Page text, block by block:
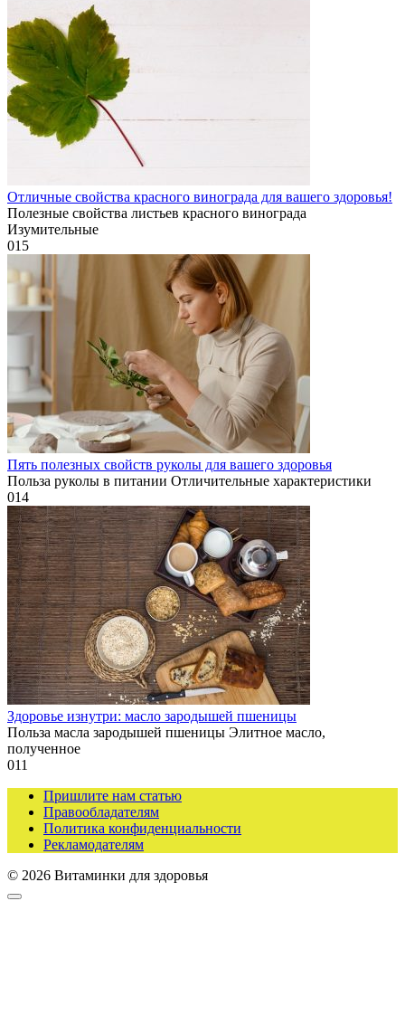
Отличные свойства красного винограда для вашего здоровья!
Полезные свойства листьев красного винограда
Изумительные
015
Пять полезных свойств руколы для вашего здоровья
Польза руколы в питании Отличительные характеристики
014
Здоровье изнутри: масло зародышей пшеницы
Польза масла зародышей пшеницы Элитное масло,
полученное
011
Пришлите нам статью
Правообладателям
Политика конфиденциальности
Рекламодателям
© 2026 Витаминки для здоровья